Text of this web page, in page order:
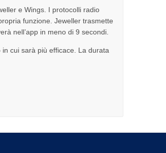
e Wings. I protocolli radio
funzione. Jeweller trasmette
nell’app in meno di 9 secondi.
cui sarà più efficace. La durata